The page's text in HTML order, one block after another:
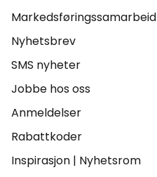
Markedsføringssamarbeid
Nyhetsbrev
SMS nyheter
Jobbe hos oss
Anmeldelser
Rabattkoder
Inspirasjon | Nyhetsrom